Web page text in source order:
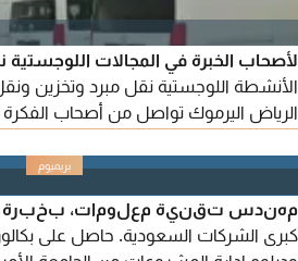
لأصحاب الخبرة في المجالات
الأنشطة اللوجستية نقل مبرد وتخزين
الرياض اليرموك تواصل من أصحاب الفكرة
كبرى الشركات السعودية. حاصل على